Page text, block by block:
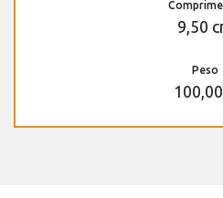
9,50
Peso